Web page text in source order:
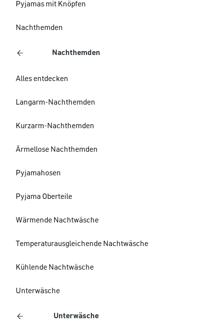
Pyjamas mit Knöpfen
Nachthemden
Nachthemden
Alles entdecken
Langarm-Nachthemden
Kurzarm-Nachthemden
Ärmellose Nachthemden
Pyjamahosen
Pyjama Oberteile
Wärmende Nachtwäsche
Temperaturausgleichende Nachtwäsche
Kühlende Nachtwäsche
Unterwäsche
Unterwäsche